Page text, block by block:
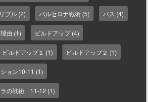
ブル (2) バルセロナ戦術 (5) パス (4)
由 (1) ビルドアップ(4)
ビルドアップ１ (1) ビルドアップ２ (1)
ョン10-11 (1)
ラの戦術 11-12 (1)